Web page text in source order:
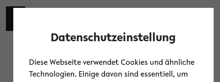
Skip to main content
Datenschutzeinstellung
Diese Webseite verwendet Cookies und ähnliche
Technologien. Einige davon sind essentiell, um